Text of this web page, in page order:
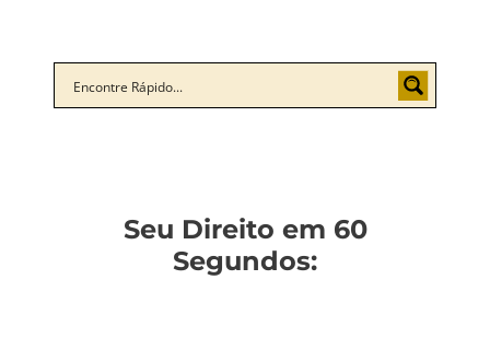
Seu Direito em 60
Segundos: